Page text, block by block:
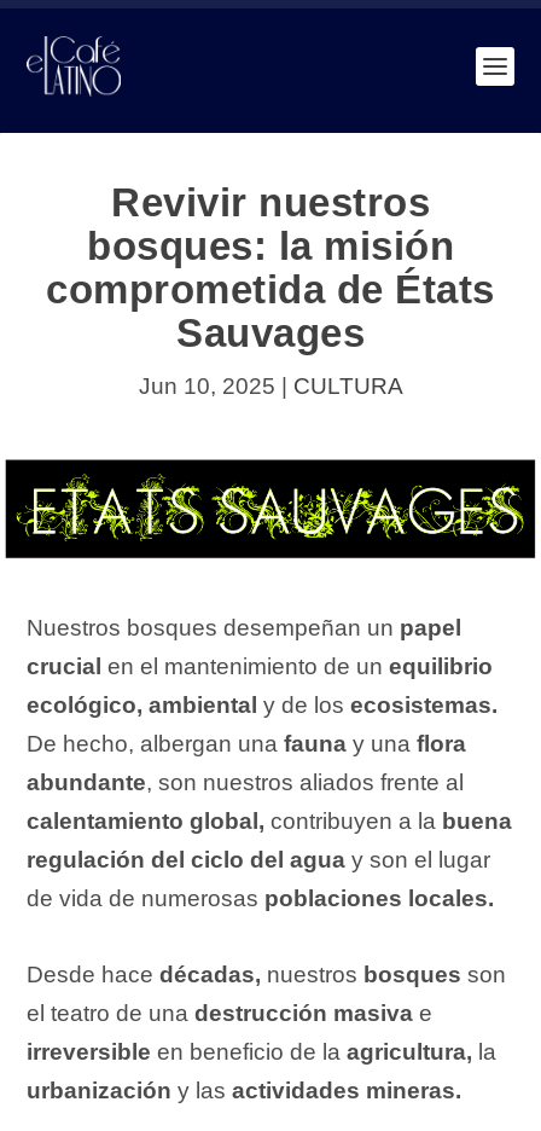
Revivir nuestros
bosques: la misión
comprometida de États
Sauvages
Jun 10, 2025 CULTURA
Nuestros bosques desempeñan un papel
crucial en el mantenimiento de unequilibrio
ecológico, ambiental y de losecosistemas.
De hecho, albergan unafauna y unaflora
abundante, son nuestros aliados frente al
calentamiento global, contribuyen a la buena
regulación del ciclo del agua y son el lugar
de vida de numerosas poblaciones locales.
Desde hacedécadas, nuestros bosques son
el teatro de unadestrucción masiva e
irreversible en beneficio de laagricultura, la
urbanización y lasactividades mineras.